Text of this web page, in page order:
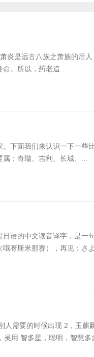
炎是远古八族之萧族的后
。所以，药老追...
下面我们来认识一下一些
：奇瑞、吉利、长城、...
语的中文读音译字，是一
呀斯米那赛），再见：さよ
人需要的时候出现 2，玉麒
吴用 智多星，聪明，智慧多